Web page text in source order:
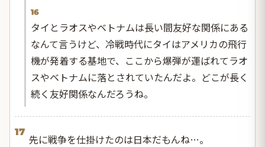
16
タイとラオスやベトナムは長い間友好な関係にある
なんて言うけど、冷戦時代にタイはアメリカの飛行
機が発着する基地で、ここから爆弾が運ばれてラオ
スやベトナムに落とされていたんだよ。どこが長く
続く友好関係なんだろうね。
17
先に戦争を仕掛けたのは日本だもんね…。